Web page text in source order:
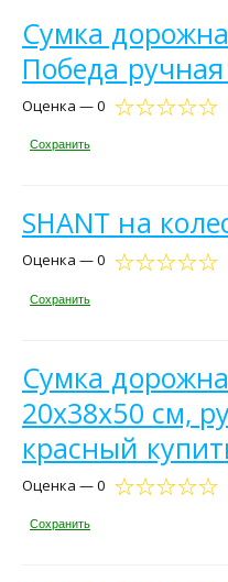
Сумка
Победа
Оценка — 0
Сохранить
SHANT на
Оценка — 0
Сохранить
Сумка
20х38х50 см,
красный
Оценка — 0
Сохранить